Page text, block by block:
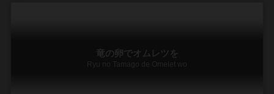
竜の卵でオムレツを
Ryu no Tamago de Omelet wo